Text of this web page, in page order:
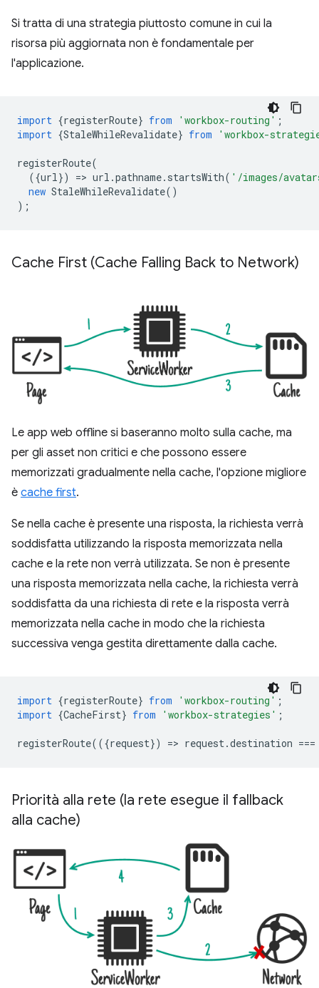
Si tratta di una strategia piuttosto comune in cui la
risorsa più aggiornata non è fondamentale per
l'applicazione.
import {registerRoute} from 'workbox-routing' ;
import {StaleWhileRevalidate} from 'workbox-
registerRoute(
({url}) => url .pathname. startsWith( '/images/
new StaleWhileRevalidate()
);
Cache First (Cache Falling Back to Network)
Le app web offline si baseranno molto sulla cache, ma
per gli asset non critici e che possono essere
memorizzati gradualmente nella cache, l'opzione migliore
è cache first.
Se nella cache è presente una risposta, la richiesta verrà
soddisfatta utilizzando la risposta memorizzata nella
cache e la rete non verrà utilizzata. Se non è presente
una risposta memorizzata nella cache, la richiesta verrà
soddisfatta da una richiesta di rete e la risposta verrà
memorizzata nella cache in modo che la richiesta
successiva venga gestita direttamente dalla cache.
import {registerRoute} from 'workbox-routing' ;
import {CacheFirst} from 'workbox-strategies' ;
registerRoute(({request}) => request.destination ===
Priorità alla rete (la rete esegue il fallback
alla cache)